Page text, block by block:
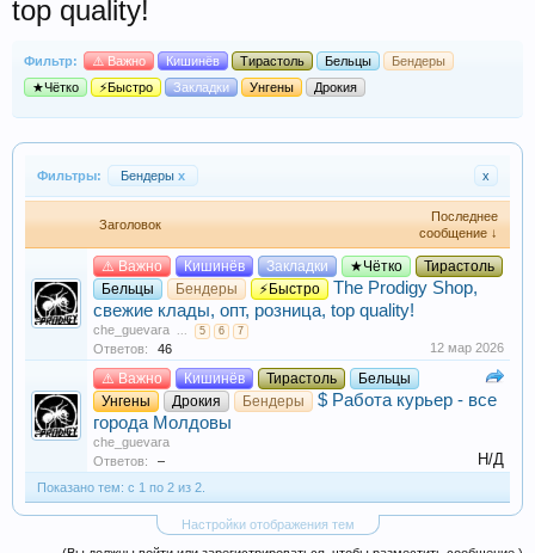
top quality!
Фильтр: ⚠️ Важно Кишинёв Тирастоль Бельцы
Бендеры
★Чётко
⚡Быстро Закладки Унгены Дрокия
Фильтры: Бендеры x x
Заголовок
Последнее
сообщение ↓
⚠️ Важно Кишинёв Закладки ★Чётко
Тирастоль
Бельцы
Бендеры ⚡Быстро
The Prodigy Shop,
свежие клады, опт, розница, top quality!
che_guevara ... 5 6 7
Ответов: 46 12 мар 2026
⚠️ Важно Кишинёв Тирастоль
Бельцы
Унгены
Дрокия Бендеры
$ Работа курьер - все
города Молдовы
che_guevara
Ответов:
– Н/Д
Показано тем: с 1 по 2 из 2.
Настройки отображения тем